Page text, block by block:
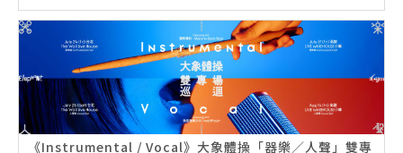
《Instrumental / Vocal》大象體操「器樂／人聲」雙專